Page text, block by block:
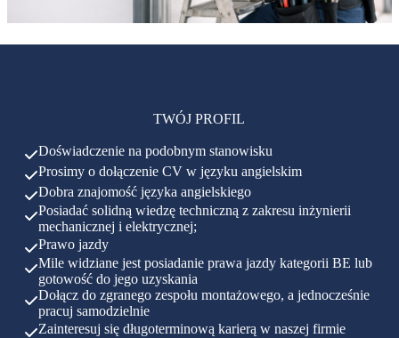
TWÓJ PROFIL
Doświadczenie na podobnym stanowisku
Prosimy o dołączenie CV w języku angielskim
Dobra znajomość języka angielskiego
Posiadać solidną wiedzę techniczną z zakresu inżynierii
mechanicznej i elektrycznej;
Prawo jazdy
Mile widziane jest posiadanie prawa jazdy kategorii BE lub
gotowość do jego uzyskania
Dołącz do zgranego zespołu montażowego, a jednocześnie
pracuj samodzielnie
Zainteresuj się długoterminową karierą w naszej firmie